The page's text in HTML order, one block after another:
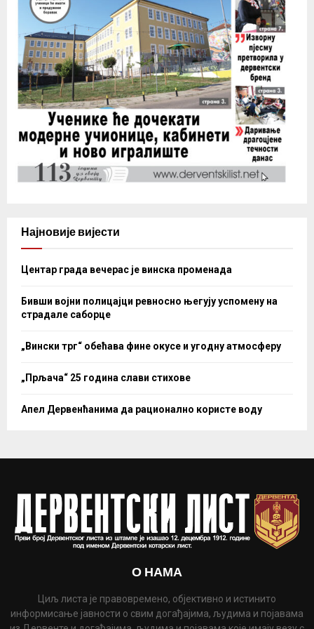
Најновије вијести
Центар града вечерас је винска променада
Бивши војни полицајци ревносно његују успомену на
страдале саборце
„Вински трг“ обећава фине окусе и угодну атмосферу
„Прљача“ 25 година слави стихове
Апел Дервенћанима да рационално користе воду
О НАМА
Циљ листа је правовремено, објективно и истинито
информисање јавности о свим догађајима, људима и појавама